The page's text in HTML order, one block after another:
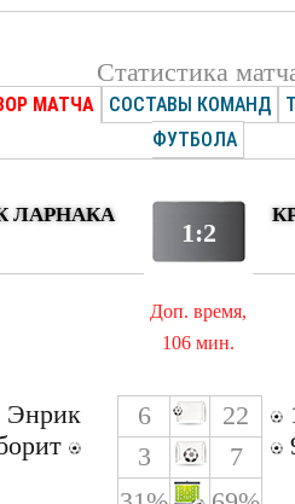
Статистика
МАТЧА СОСТАВЫ КОМАНД
ФУТБОЛА
ЛАРНАКА
1:2
Доп. время,
106 мин.
Энрик
6
22
3
7